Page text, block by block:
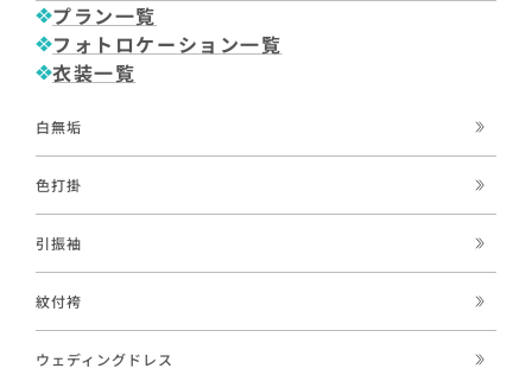
プラン一覧
フォトロケーション一覧
衣装一覧
白無垢
色打掛
引振袖
紋付袴
ウェディングドレス